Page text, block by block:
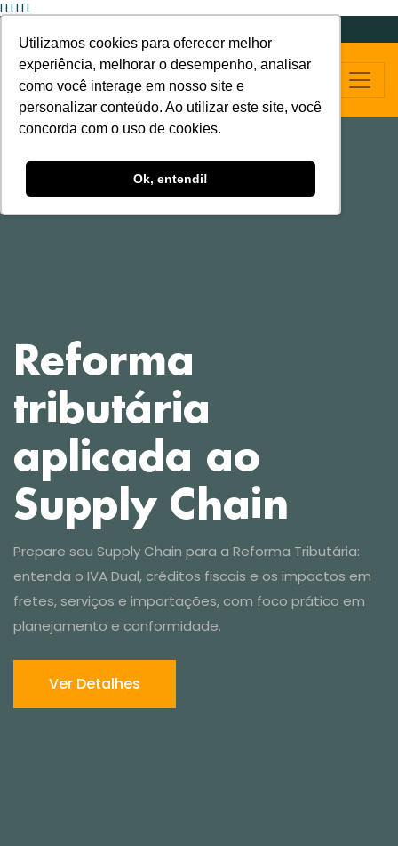
Utilizamos cookies para oferecer melhor
experiência, melhorar o desempenho, analisar
como você interage em nosso site e
personalizar conteúdo. Ao utilizar este site, você
concorda com o uso de cookies.
Ok, entendi!
LLLLLL